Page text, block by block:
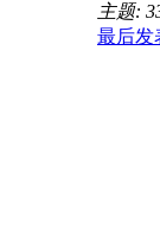
主题:
最后发